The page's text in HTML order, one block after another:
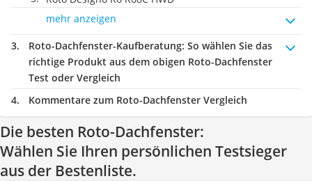
mehr anzeigen
Roto-Dachfenster-Kaufberatung: So wählen Sie das
richtige Produkt aus dem obigen Roto-Dachfenster
Test oder Vergleich
Kommentare zum Roto-Dachfenster Vergleich
Die besten Roto-Dachfenster:
Wählen Sie Ihren persönlichen Testsieger
aus der Bestenliste.